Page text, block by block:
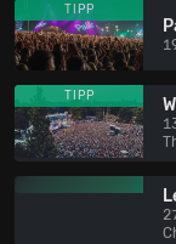
TIPP
TIPP